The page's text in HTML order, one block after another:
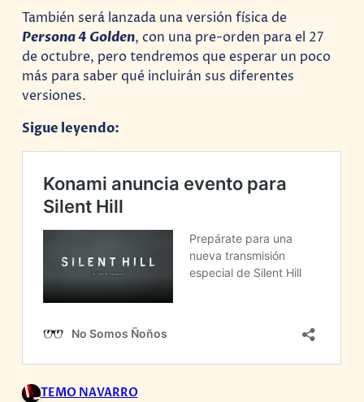
También será lanzada una versión física de
Persona 4 Golden, con una pre-orden para el 27
de octubre, pero tendremos que esperar un poco
más para saber qué incluirán sus diferentes
versiones.
Sigue leyendo:
TEMO NAVARRO